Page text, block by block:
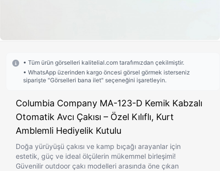
• Tüm ürün görselleri kalitelial.com tarafımızdan çekilmiştir.
• WhatsApp üzerinden kargo öncesi görsel görmek isterseniz
siparişte "Görselleri bana ilet" seçeneğini işaretleyin.
Columbia Company MA-123-D Kemik Kabzalı
Otomatik Avcı Çakısı – Özel Kılıflı, Kurt
Amblemli Hediyelik Kutulu
Doğa yürüyüşü çakısı ve kamp bıçağı arayanlar için
estetik, güç ve ideal ölçülerin mükemmel birleşimi!
Güvenilir outdoor çakı modelleri arasında öne çıkan